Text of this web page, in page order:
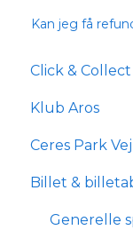
Kan jeg få
Click & Collect
Klub Aros
Om Klub
Hvad
Tilmelding
Ceres Park
Information
Transport
Billet &
Generelle